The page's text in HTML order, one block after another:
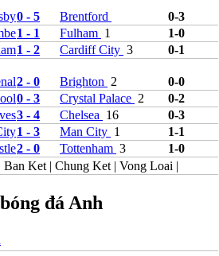
Croatia
Estonia
Georgia
Gibralta
Hy Lạp
Iceland
Ireland
Israel
Kazakhstan
Kosovo
Latvia
Lithuania
Luxembourg
0 - 5 Brentford
0-3
1 - 1 Fulham 1
1-0
1 - 2 Cardiff City 3
0-1
2 - 0 Brighton 2
0-0
0 - 3 Crystal Palace 2
0-2
3 - 4 Chelsea 16
0-3
1 - 3 Man City 1
1-1
2 - 0 Tottenham 3
1-0
Ban Ket | Chung Ket | Vong Loai |
đá Anh